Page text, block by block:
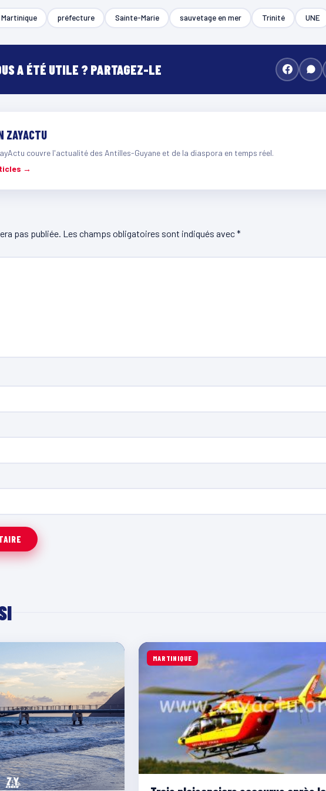
Martinique préfecture Sainte-Marie sauvetage en mer Trinité UNE
A ÉTÉ UTILE ? PARTAGEZ-LE
ZAYACTU
couvre l'actualité des Antilles-Guyane et de la diaspora en temps réel.
→
pas publiée. Les champs obligatoires sont indiqués avec*
MARTINIQUE